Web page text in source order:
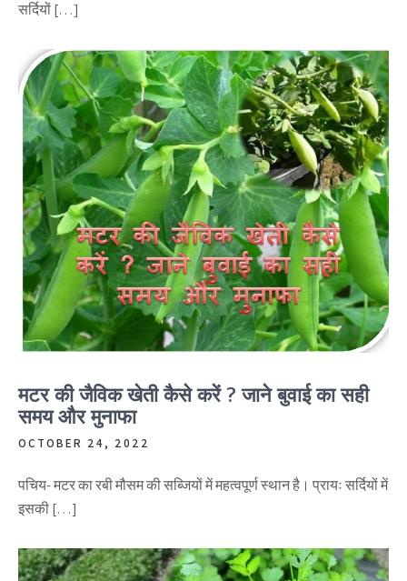
सर्दियों […]
मटर की जैविक खेती कैसे करें ? जाने बुवाई का सही
समय और मुनाफा
OCTOBER 24, 2022
पचिय- मटर का रबी मौसम की सब्जियों में महत्वपूर्ण स्थान है। प्रायः सर्दियों में
इसकी […]